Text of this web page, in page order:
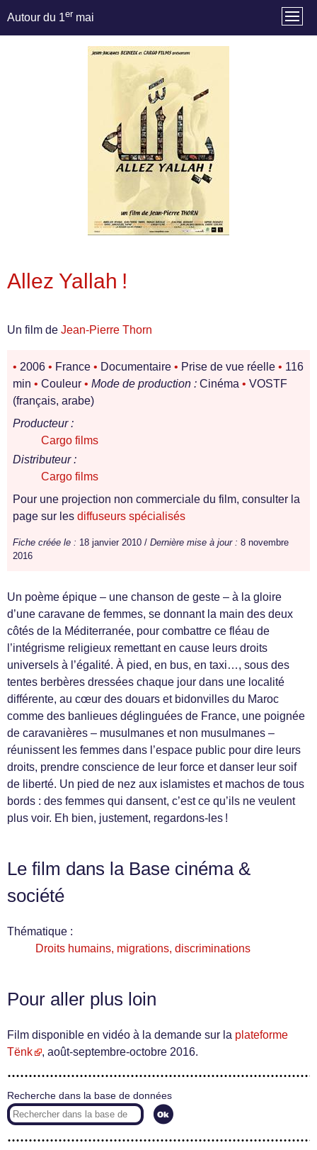
Autour du 1er mai
Allez Yallah !
Un film de Jean-Pierre Thorn
• 2006 • France • Documentaire • Prise de vue réelle • 116
min • Couleur • Mode de production : Cinéma • VOSTF
(français, arabe)
Producteur :
Cargo films
Distributeur :
Cargo films
Pour une projection non commerciale du film, consulter la
page sur les diffuseurs spécialisés
Fiche créée le : 18 janvier 2010 / Dernière mise à jour : 8 novembre
2016
Un poème épique – une chanson de geste – à la gloire
d’une caravane de femmes, se donnant la main des deux
côtés de la Méditerranée, pour combattre ce fléau de
l’intégrisme religieux remettant en cause leurs droits
universels à l’égalité. À pied, en bus, en taxi…, sous des
tentes berbères dressées chaque jour dans une localité
différente, au cœur des douars et bidonvilles du Maroc
comme des banlieues déglinguées de France, une poignée
de caravanières – musulmanes et non musulmanes –
réunissent les femmes dans l’espace public pour dire leurs
droits, prendre conscience de leur force et danser leur soif
de liberté. Un pied de nez aux islamistes et machos de tous
bords : des femmes qui dansent, c’est ce qu’ils ne veulent
plus voir. Eh bien, justement, regardons-les !
Le film dans la Base cinéma &
société
Thématique :
Droits humains, migrations, discriminations
Pour aller plus loin
Film disponible en vidéo à la demande sur la plateforme
Tënk
, août-septembre-octobre 2016.
Recherche dans la base de données